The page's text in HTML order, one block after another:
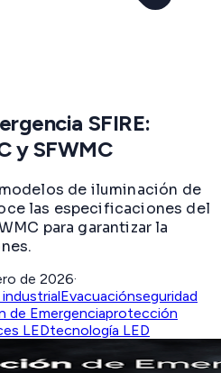
SFIRE:
y SFWMC
de iluminación de
las especificaciones del
para garantizar la
de 2026·
Evacuaciónseguridad
de Emergenciaprotección
LEDtecnología LED